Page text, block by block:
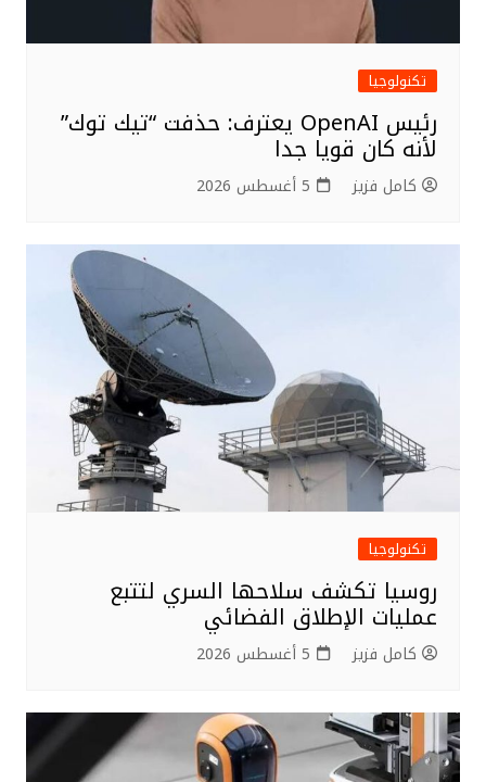
تكنولوجيا
رئيس OpenAI يعترف: حذفت “تيك توك”
لأنه كان قويا جدا
كامل فزيز 5 أغسطس 2026
تكنولوجيا
روسيا تكشف سلاحها السري لتتبع
عمليات الإطلاق الفضائي
كامل فزيز 5 أغسطس 2026